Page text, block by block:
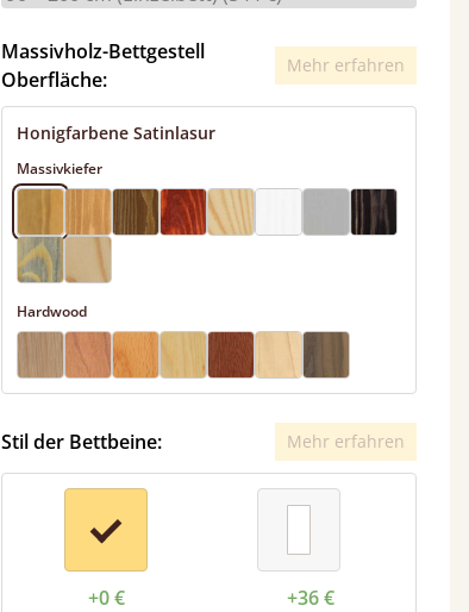
Massivholz-Bettgestell
Oberfläche:
Mehr erfahren
Honigfarbene Satinlasur
Massivkiefer
Hardwood
Stil der Bettbeine: Mehr erfahren
+0 €
+36 €